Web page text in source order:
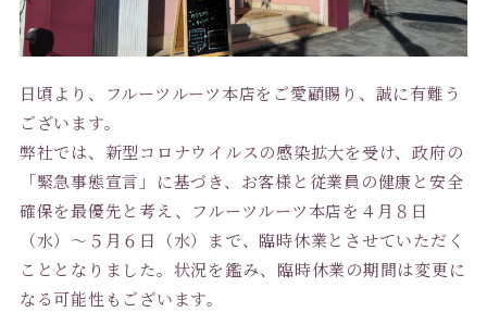
日頃より、フルーツルーツ本店をご愛顧賜り、誠に有難う
ございます。
弊社では、新型コロナウイルスの感染拡大を受け、政府の
「緊急事態宣言」に基づき、お客様と従業員の健康と安全
確保を最優先と考え、フルーツルーツ本店を４月８日
（水）〜５月６日（水）まで、臨時休業とさせていただく
こととなりました。状況を鑑み、臨時休業の期間は変更に
なる可能性もございます。